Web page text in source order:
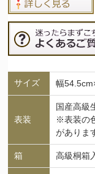
サイズ 幅
表装
国産高級
※表装の
がありま
箱 高級桐箱